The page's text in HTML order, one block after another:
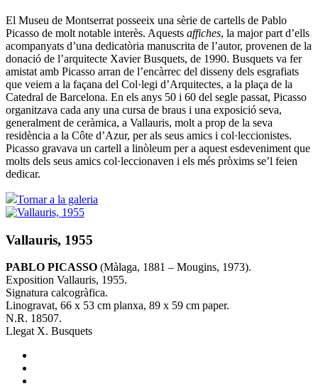
El Museu de Montserrat posseeix una sèrie de cartells de Pablo
Picasso de molt notable interès. Aquests affiches, la major part d’ells
acompanyats d’una dedicatòria manuscrita de l’autor, provenen de la
donació de l’arquitecte Xavier Busquets, de 1990. Busquets va fer
amistat amb Picasso arran de l’encàrrec del disseny dels esgrafiats
que veiem a la façana del Col·legi d’Arquitectes, a la plaça de la
Catedral de Barcelona. En els anys 50 i 60 del segle passat, Picasso
organitzava cada any una cursa de braus i una exposició seva,
generalment de ceràmica, a Vallauris, molt a prop de la seva
residència a la Côte d’Azur, per als seus amics i col·leccionistes.
Picasso gravava un cartell a linòleum per a aquest esdeveniment que
molts dels seus amics col·leccionaven i els més pròxims se’l feien
dedicar.
Tornar a la galeria
Vallauris, 1955
PABLO PICASSO (Màlaga, 1881 – Mougins, 1973).
Exposition Vallauris, 1955.
Signatura calcogràfica.
Linogravat, 66 x 53 cm planxa, 89 x 59 cm paper.
N.R. 18507.
Llegat X. Busquets